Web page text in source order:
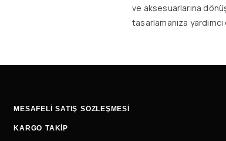
ve aksesuarlarına
tasarlamanıza
MESAFELİ SATIŞ SÖZLEŞMESİ
KARGO TAKİP